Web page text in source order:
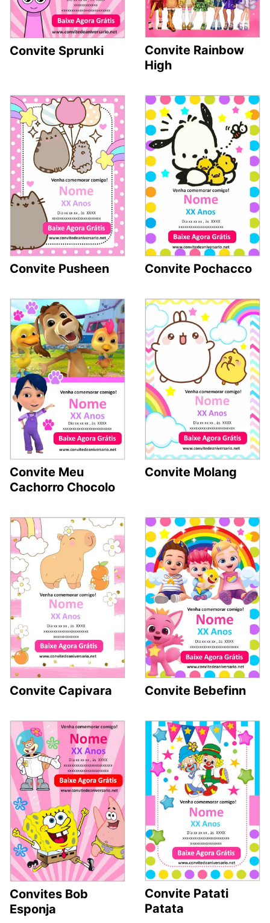
Convite Sprunki
Convite Rainbow
High
Convite Pusheen Convite Pochacco
Convite Meu
Cachorro Chocolo
Convite Molang
Convite Capivara Convite Bebefinn
Convites Bob
Esponja
Convite Patati
Patata